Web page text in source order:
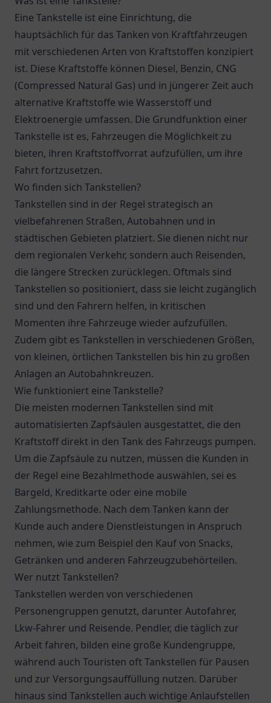
Eine Tankstelle ist eine Einrichtung, die
hauptsächlich für das Tanken von Kraftfahrzeugen
mit verschiedenen Arten von Kraftstoffen konzipiert
ist. Diese Kraftstoffe können Diesel, Benzin, CNG
(Compressed Natural Gas) und in jüngerer Zeit auch
alternative Kraftstoffe wie Wasserstoff und
Elektroenergie umfassen. Die Grundfunktion einer
Tankstelle ist es, Fahrzeugen die Möglichkeit zu
bieten, ihren Kraftstoffvorrat aufzufüllen, um ihre
Fahrt fortzusetzen.
Wo finden sich Tankstellen?
Tankstellen sind in der Regel strategisch an
vielbefahrenen Straßen, Autobahnen und in
städtischen Gebieten platziert. Sie dienen nicht nur
dem regionalen Verkehr, sondern auch Reisenden,
die längere Strecken zurücklegen. Oftmals sind
Tankstellen so positioniert, dass sie leicht zugänglich
sind und den Fahrern helfen, in kritischen
Momenten ihre Fahrzeuge wieder aufzufüllen.
Zudem gibt es Tankstellen in verschiedenen Größen,
von kleinen, örtlichen Tankstellen bis hin zu großen
Anlagen an Autobahnkreuzen.
Wie funktioniert eine Tankstelle?
Die meisten modernen Tankstellen sind mit
automatisierten Zapfsäulen ausgestattet, die den
Kraftstoff direkt in den Tank des Fahrzeugs pumpen.
Um die Zapfsäule zu nutzen, müssen die Kunden in
der Regel eine Bezahlmethode auswählen, sei es
Bargeld, Kreditkarte oder eine mobile
Zahlungsmethode. Nach dem Tanken kann der
Kunde auch andere Dienstleistungen in Anspruch
nehmen, wie zum Beispiel den Kauf von Snacks,
Getränken und anderen Fahrzeugzubehörteilen.
Wer nutzt Tankstellen?
Tankstellen werden von verschiedenen
Personengruppen genutzt, darunter Autofahrer,
Lkw-Fahrer und Reisende. Pendler, die täglich zur
Arbeit fahren, bilden eine große Kundengruppe,
während auch Touristen oft Tankstellen für Pausen
und zur Versorgungsauffüllung nutzen. Darüber
hinaus sind Tankstellen auch wichtige Anlaufstellen